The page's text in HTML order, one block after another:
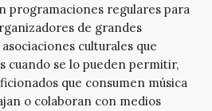
programaciones regulares para
de grandes
culturales que
cuando se lo pueden permitir,
que consumen música
o colaboran con medios